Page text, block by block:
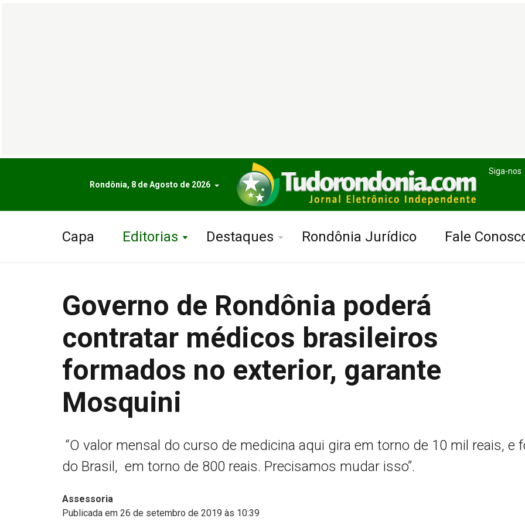
Rondônia, 8 de Agosto de 2026
Siga-nos
Capa Editorias Destaques Rondônia Jurídico Fale
Governo de Rondônia poderá
contratar médicos brasileiros
formados no exterior, garante
Mosquini
“O valor mensal do curso de medicina aqui gira em torno de 10 mil reais, e
do Brasil, em torno de 800 reais. Precisamos mudar isso”.
Assessoria
Publicada em 26 de setembro de 2019 às 10:39